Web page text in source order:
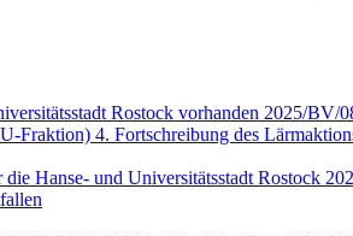
Rostock vorhanden 2025/BV/
4. Fortschreibung des
Hanse- und Universitätsstadt Rostock